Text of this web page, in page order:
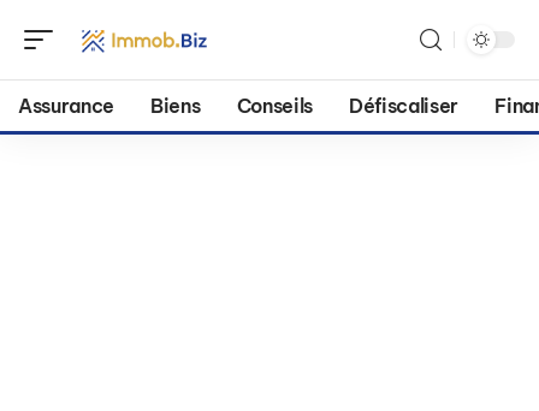
Assurance Biens Conseils Défiscaliser